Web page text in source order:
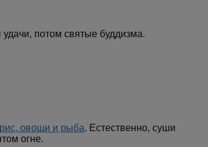
потом святые буддизма.
рис, овощи и рыба. Естественно, суши
огне.